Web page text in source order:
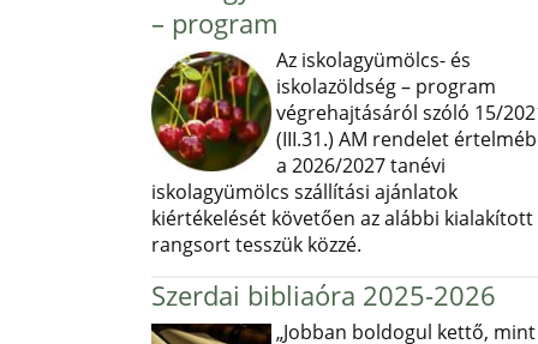
– program
Az iskolagyümölcs- és
iskolazöldség – program
végrehajtásáról szóló 15/
(III.31.) AM rendelet
a 2026/2027 tanévi
iskolagyümölcs szállítási ajánlatok
kiértékelését követően az alábbi kialakított
rangsort tesszük közzé.
Szerdai bibliaóra 2025-2026
„Jobban boldogul kettő, mint